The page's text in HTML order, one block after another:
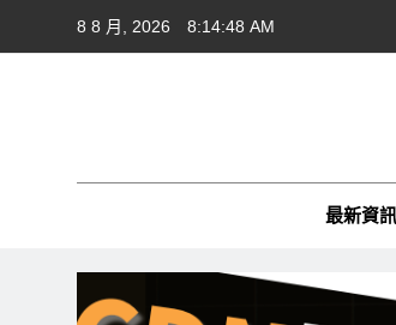
8 8 月, 2026 8:14:49 AM
最新資訊